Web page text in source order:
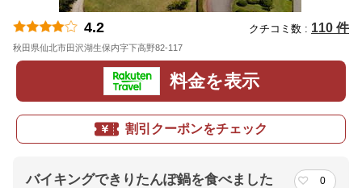
4.2 クチコミ数 : 110 件
秋田県仙北市田沢湖生保内字下高野82-117
料金を表示
割引クーポンをチェック
バイキングできりたんぽ鍋を食べました 0